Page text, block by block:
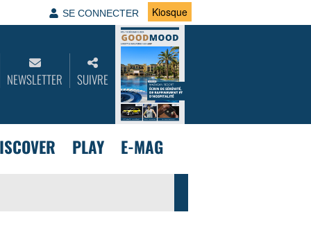
SE CONNECTER Kiosque
NEWSLETTER SUIVRE
PLAY E-MAG